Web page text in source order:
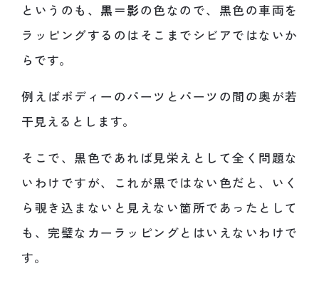
というのも、 黒＝影の色なので、黒色の車両を
ラッピングするのはそこまでシビアではないか
らです。
例えばボディーのパーツとパーツの間の奥が若
干見えるとします。
そこで、黒色であれば見栄えとして全く問題な
いわけですが、これが黒ではない色だと、いく
ら覗き込まないと見えない箇所であったとして
も、完璧なカーラッピングとはいえないわけで
す。